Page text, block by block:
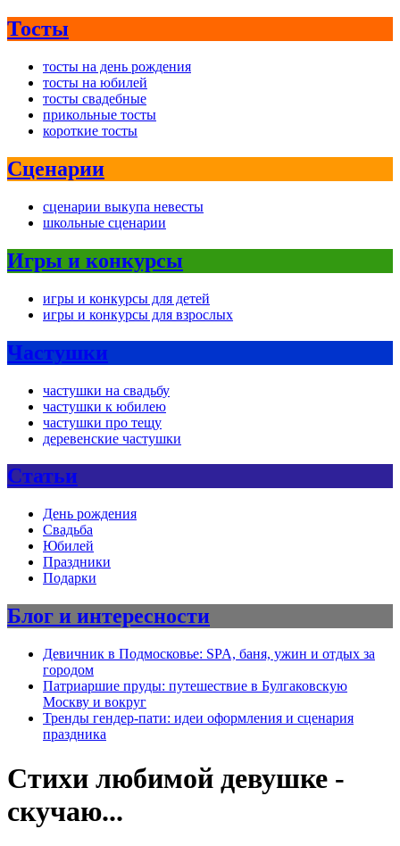
Тосты
тосты на день рождения
тосты на юбилей
тосты свадебные
прикольные тосты
короткие тосты
Сценарии
сценарии выкупа невесты
школьные сценарии
Игры и конкурсы
игры и конкурсы для детей
игры и конкурсы для взрослых
Частушки
частушки на свадьбу
частушки к юбилею
частушки про тещу
деревенские частушки
Статьи
День рождения
Свадьба
Юбилей
Праздники
Подарки
Блог и интересности
Девичник в Подмосковье: SPA, баня, ужин и отдых за
городом
Патриаршие пруды: путешествие в Булгаковскую
Москву и вокруг
Тренды гендер-пати: идеи оформления и сценария
праздника
Стихи любимой девушке -
скучаю...